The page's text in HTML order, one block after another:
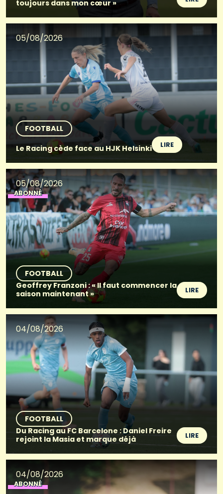
toujours dans mon cœur »
05/08/2026
FOOTBALL
Le Racing cède face au HJK Helsinki
LIRE
05/08/2026
ABONNÉ
FOOTBALL
Geoffrey Franzoni : « Il faut commencer la
saison maintenant »
LIRE
04/08/2026
FOOTBALL
Du Racing au FC Barcelone : Daniel Freire
rejoint la Masia et marque déjà
LIRE
04/08/2026
ABONNÉ